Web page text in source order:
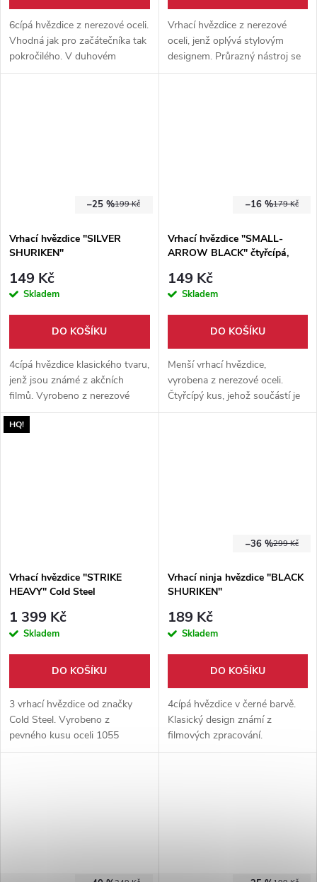
6cípá hvězdice z nerezové oceli.
Vhodná jak pro začátečníka tak
pokročilého. V duhovém
zpracování. Průměr 10 cm.
Vrhací hvězdice z nerezové
oceli, jenž oplývá stylovým
designem. Průrazný nástroj se
kterým si užijete spoustu
199 Kč
–25 %
Vrhací hvězdice "SILVER
SHURIKEN"
149 Kč
Skladem
DO KOŠÍKU
4cípá hvězdice klasického tvaru,
jenž jsou známé z akčních
filmů. Vyrobeno z nerezové
oceli, průměr hvězdice 10 cm.
Pouzdro součástí balení.
179 Kč
–16 %
Vrhací hvězdice "SMALL-
ARROW BLACK" čtyřcípá,
149 Kč
Skladem
DO KOŠÍKU
Menší vrhací hvězdice,
vyrobena z nerezové oceli.
Čtyřcípý kus, jehož součástí je
pevné nylonové pouzdro, které
HQ!
Vrhací hvězdice "STRIKE
HEAVY" Cold Steel
1 399 Kč
Skladem
DO KOŠÍKU
3 vrhací hvězdice od značky
Cold Steel. Vyrobeno z
pevného kusu oceli 1055
Carbon. Vhodné pro
299 Kč
–36 %
Vrhací ninja hvězdice "BLACK
SHURIKEN"
189 Kč
Skladem
DO KOŠÍKU
4cípá hvězdice v černé barvě.
Klasický design známí z
filmových zpracování.
Vyrobeno z nerezové oceli,